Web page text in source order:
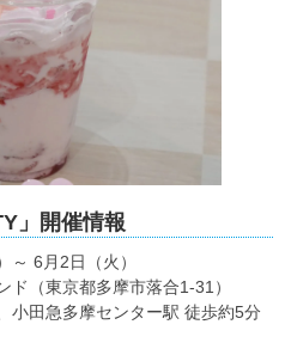
」開催情報
～ 6月2日（火）
ド（東京都多摩市落合1-31）
小田急多摩センター駅 徒歩約5分